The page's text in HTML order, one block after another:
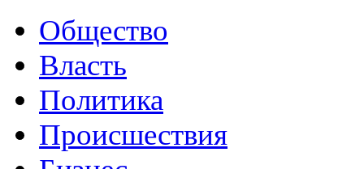
Общество
Власть
Политика
Происшествия